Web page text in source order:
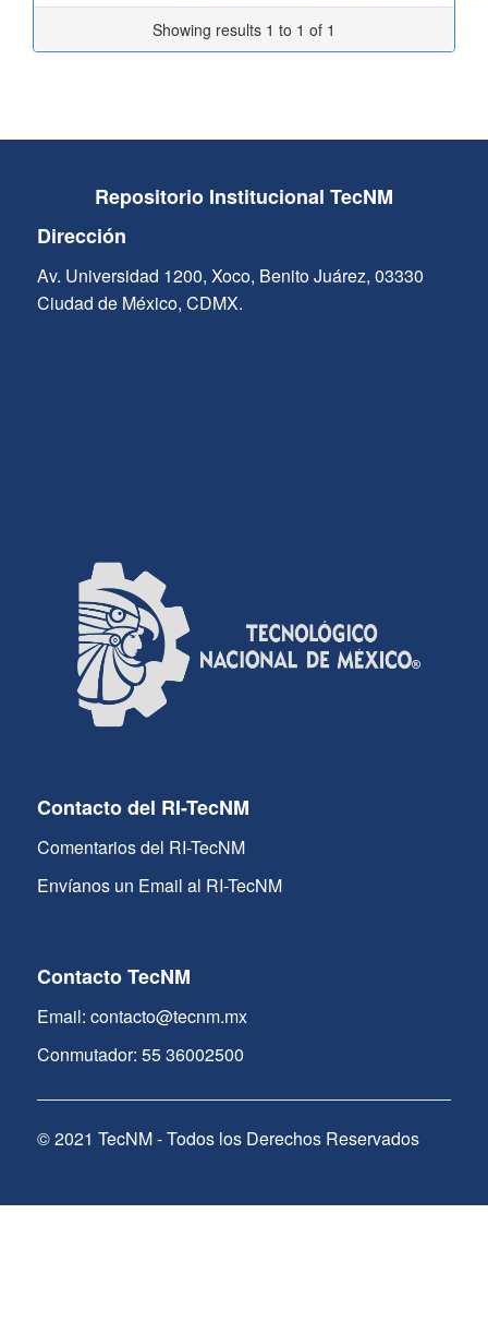
Showing results 1 to 1 of 1
Repositorio Institucional TecNM
Dirección
Av. Universidad 1200, Xoco, Benito Juárez, 03330
Ciudad de México, CDMX.
Contacto del RI-TecNM
Comentarios del RI-TecNM
Envíanos un Email al RI-TecNM
Contacto TecNM
Email: contacto@tecnm.mx
Conmutador: 55 36002500
© 2021 TecNM - Todos los Derechos Reservados